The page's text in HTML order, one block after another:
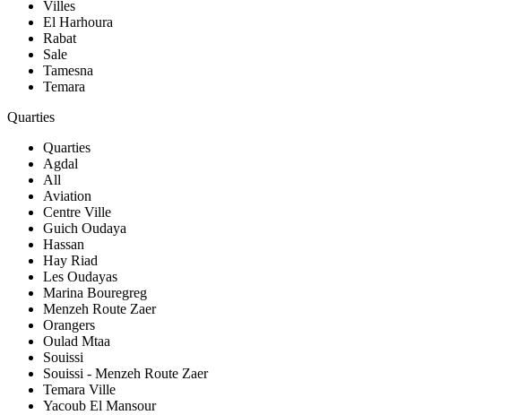
Villes
El Harhoura
Rabat
Sale
Tamesna
Temara
Quarties
Quarties
Agdal
All
Aviation
Centre Ville
Guich Oudaya
Hassan
Hay Riad
Les Oudayas
Marina Bouregreg
Menzeh Route Zaer
Orangers
Oulad Mtaa
Souissi
Souissi - Menzeh Route Zaer
Temara Ville
Yacoub El Mansour